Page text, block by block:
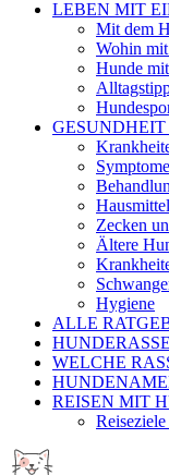
LEBEN MIT
Mit dem
Wohin
Hunde
GESUNDHEIT
Symptome
Hausmittel
Zecken
Ältere
Hygiene
ALLE
WELCHE
REISEN MIT